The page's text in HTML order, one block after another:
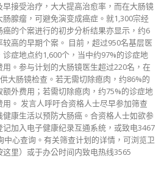
接受治疗，大大提高治愈率，而在大肠镜
腺瘤，可避免演变成癌症。就1,300宗经
癌的个案进行的初步分析结果亦显示，约6
较高的早期个案。 目前，超过950名基层医
症地点约1,600个，当中约97%的诊症地
用。参与计划的大肠镜医生超过220名，在
大肠镜检查。若无需切除瘜肉，约86%的
外费用；若需切除瘜肉，约75%的诊症地
用。 发言人呼吁合资格人士尽早参加筛查
康生活以预防大肠癌。合资格人士如欲参
加入电子健康纪录互通系统，或致电3467
中心查询。​有关筛查计划的详情，可浏览卫
里）或于办公时间内致电热线3565